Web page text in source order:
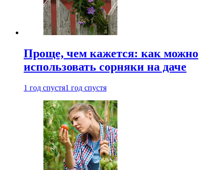
Проще, чем кажется: как можно
использовать сорняки на даче
1 год спустя1 год спустя